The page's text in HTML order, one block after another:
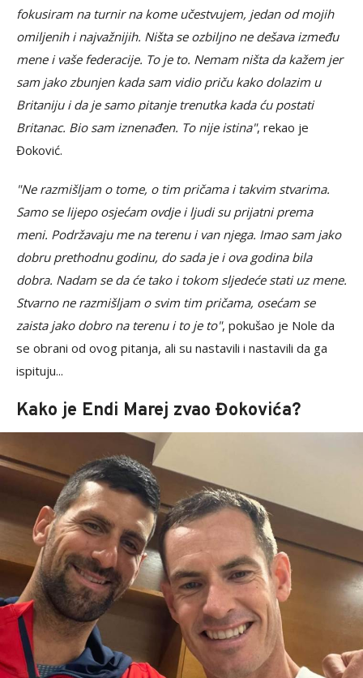
fokusiram na turnir na kome učestvujem, jedan od mojih
omiljenih i najvažnijih. Ništa se ozbiljno ne dešava između
mene i vaše federacije. To je to. Nemam ništa da kažem jer
sam jako zbunjen kada sam vidio priču kako dolazim u
Britaniju i da je samo pitanje trenutka kada ću postati
Britanac. Bio sam iznenađen. To nije istina", rekao je
Đoković.
"Ne razmišljam o tome, o tim pričama i takvim stvarima.
Samo se lijepo osjećam ovdje i ljudi su prijatni prema
meni. Podržavaju me na terenu i van njega. Imao sam jako
dobru prethodnu godinu, do sada je i ova godina bila
dobra. Nadam se da će tako i tokom sljedeće stati uz mene.
Stvarno ne razmišljam o svim tim pričama, osećam se
zaista jako dobro na terenu i to je to", pokušao je Nole da
se obrani od ovog pitanja, ali su nastavili i nastavili da ga
ispituju...
Kako je Endi Marej zvao Đokovića?